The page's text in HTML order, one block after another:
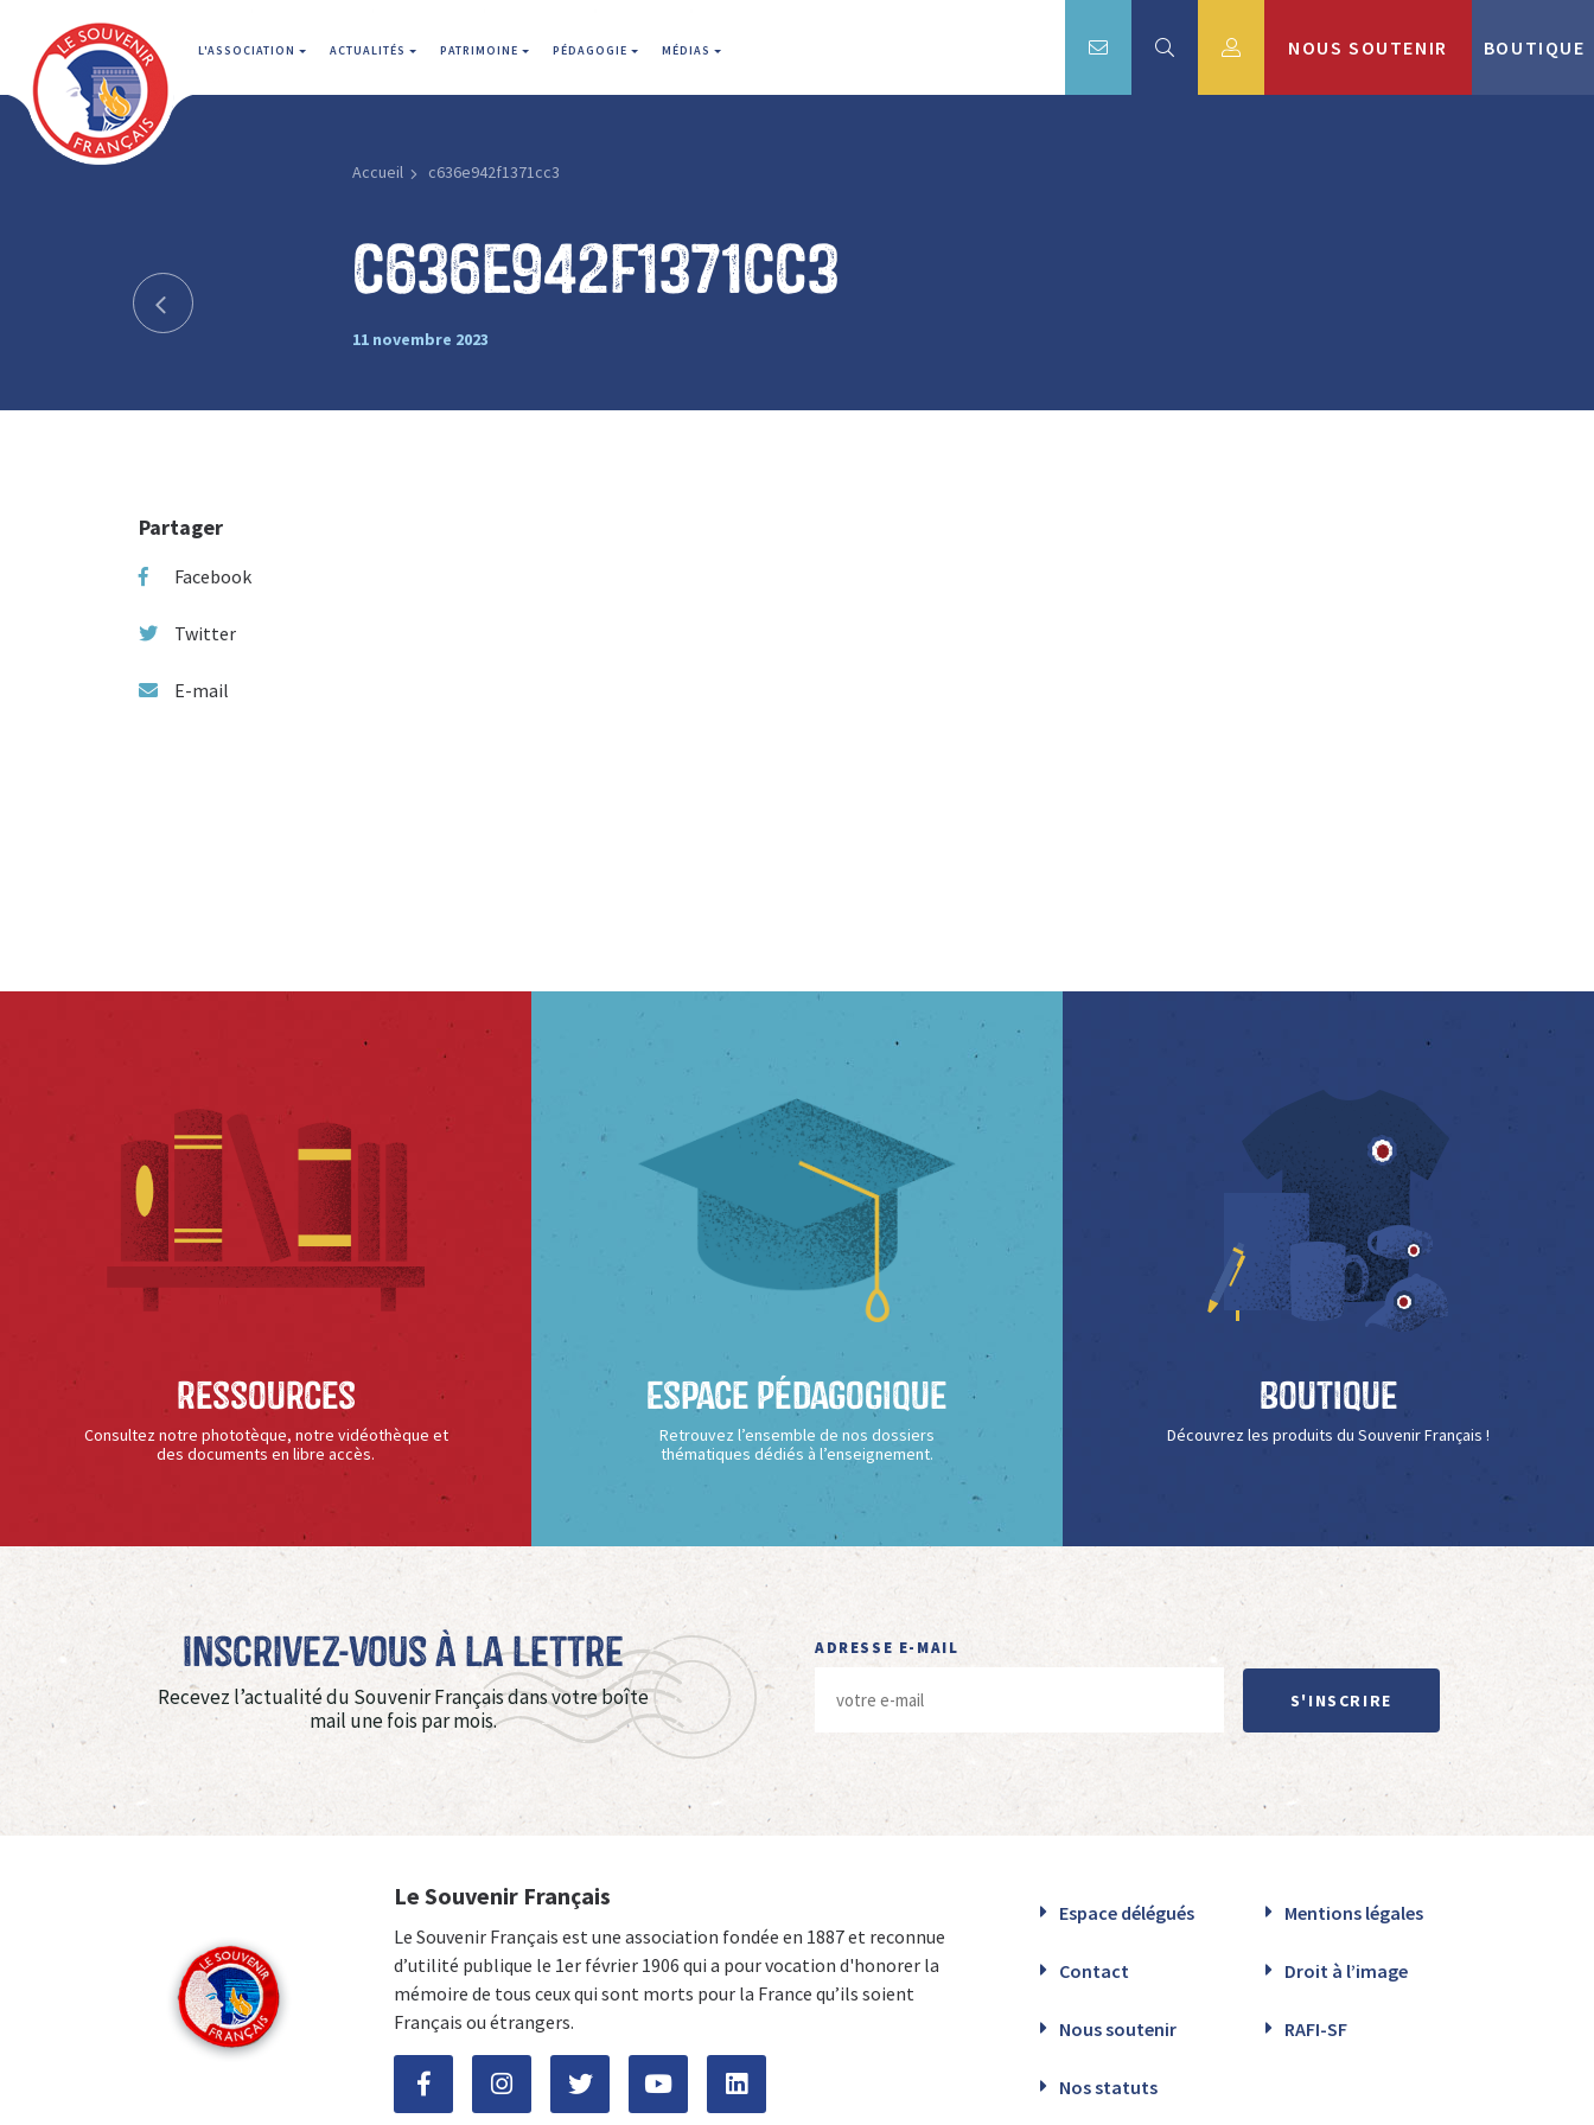
L'ASSOCIATION ACTUALITÉS PATRIMOINE PÉDAGOGIE MÉDIAS NOUS SOUTENIR BOUTIQUE
Accueil c636e942f1371cc3
c636e942f1371cc3
11 novembre 2023
Partager
Facebook
Twitter
E-mail
Ressources
Consultez notre phototèque, notre vidéothèque et
des documents en libre accès.
Espace Pédagogique
Retrouvez l’ensemble de nos dossiers
thématiques dédiés à l’enseignement.
Boutique
Découvrez les produits du Souvenir Français !
Inscrivez-vous à La Lettre
Recevez l’actualité du Souvenir Français dans votre boîte
mail une fois par mois.
ADRESSE E-MAIL
S'INSCRIRE
Le Souvenir Français
Le Souvenir Français est une association fondée en 1887 et reconnue
d’utilité publique le 1er février 1906 qui a pour vocation d'honorer la
mémoire de tous ceux qui sont morts pour la France qu’ils soient
Français ou étrangers.
Espace délégués Mentions légales
Contact Droit à l’image
Nous soutenir RAFI-SF
Nos statuts